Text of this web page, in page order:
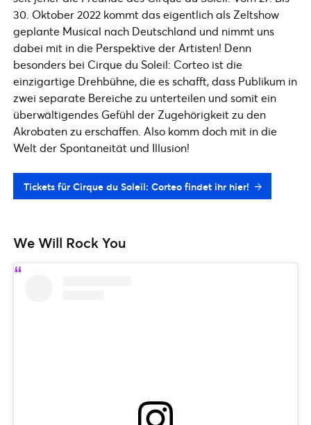
30. Oktober 2022 kommt das eigentlich als Zeltshow
geplante Musical nach Deutschland und nimmt uns
dabei mit in die Perspektive der Artisten! Denn
besonders bei Cirque du Soleil: Corteo ist die
einzigartige Drehbühne, die es schafft, dass Publikum in
zwei separate Bereiche zu unterteilen und somit ein
überwältigendes Gefühl der Zugehörigkeit zu den
Akrobaten zu erschaffen. Also komm doch mit in die
Welt der Spontaneität und Illusion!
Tickets für Cirque du Soleil: Corteo findet ihr hier!
We Will Rock You